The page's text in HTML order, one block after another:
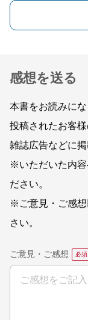
感想を送る
本書をお読みに
投稿されたお客
雑誌広告などに
※いただいた内容
ださい。
※ご意見・ご感想
さい。
ご意見・ご感想